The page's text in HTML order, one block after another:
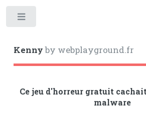
Kennyby webplayground.fr
Ce jeu d'horreur gratuit
malware